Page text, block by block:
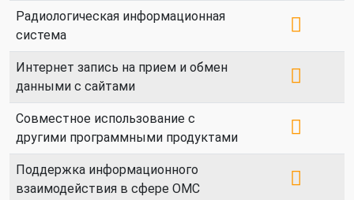
Радиологическая информационная
система
Интернет запись на прием и обмен
данными с сайтами
Совместное использование с
другими программными продуктами
Поддержка информационного
взаимодействия в сфере ОМС